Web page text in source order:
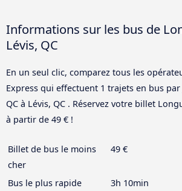
Informations sur les bus de
Lévis, QC
En un seul clic, comparez tous les
Express qui effectuent 1 trajets en bus
QC à Lévis, QC . Réservez votre billet
à partir de 49 € !
Billet de bus le moins
cher
49 €
Bus le plus rapide 3h 10min